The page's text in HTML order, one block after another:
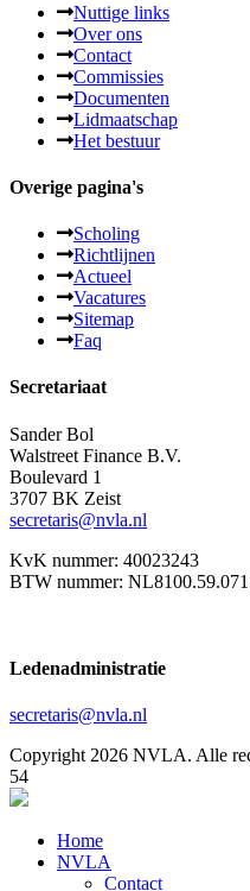
Nuttige links
Over ons
Contact
Commissies
Documenten
Lidmaatschap
Het bestuur
Overige pagina's
Scholing
Richtlijnen
Actueel
Vacatures
Sitemap
Faq
Secretariaat
Sander Bol
Walstreet Finance B.V.
Boulevard 1
3707 BK Zeist
secretaris@nvla.nl
KvK nummer: 40023243
BTW nummer:
Ledenadministratie
secretaris@nvla.nl
Copyright 2026 NVLA. Alle
54
Home
NVLA
Contact